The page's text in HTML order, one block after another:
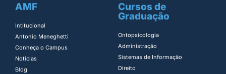
AMF
Intitucional
Antonio Meneghetti
Conheça o Campus
Notícias
Blog
Cursos de
Graduação
Ontopsicologia ​
Administração​
Sistemas de Informação​
Direito​